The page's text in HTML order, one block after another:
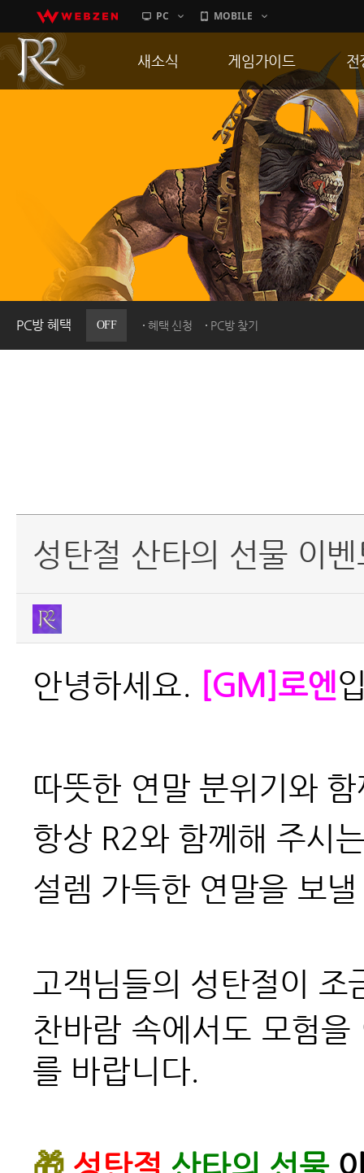
PC MOBILE
PC방 혜택 OFF 혜택 신청 PC방 찾기
새소식
이벤트
히스토리
PC방으로간다
게임가이드
게임 특징
서버가이드
신병훈련소
세부가이드
통합보급센터
전
통
공
성탄절 산타의 선물 이
안녕하세요. [GM]로엔
따뜻한 연말 분위기와
항상 R2와 함께해 주시
설렘 가득한 연말을 보
고객님들의 성탄절이
찬바람 속에서도 모험
를 바랍니다.